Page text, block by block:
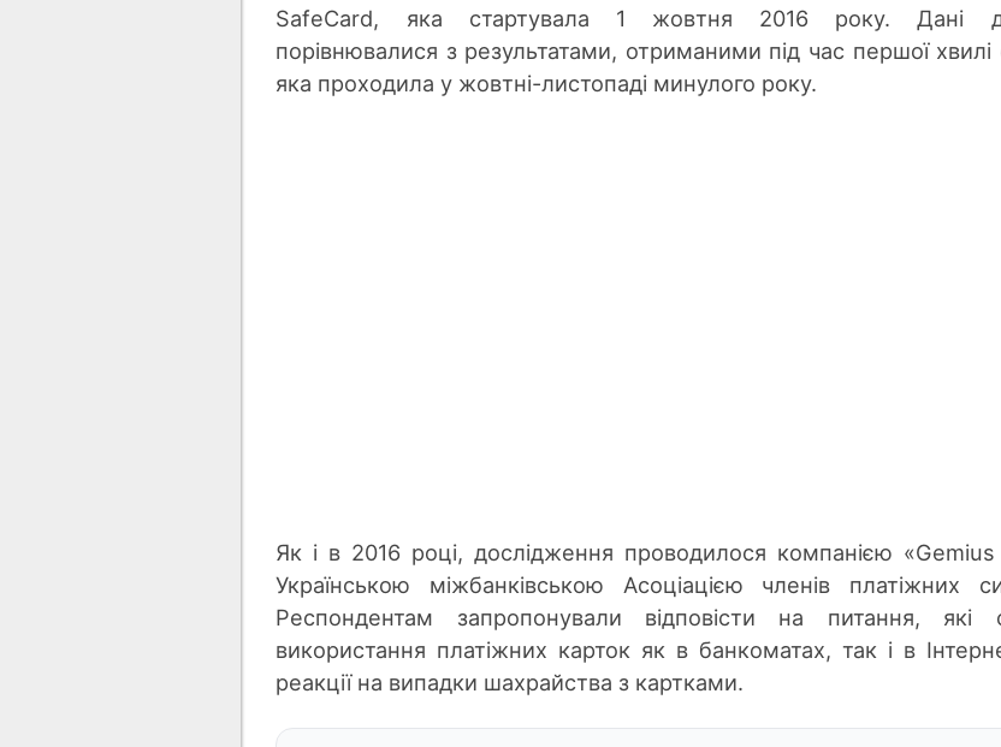
SafeCard, яка стартувала 1 жовтня 2016 року. Дані
порівнювалися з результатами, отриманими під час першої хвилі
яка проходила у жовтні-листопаді минулого року.
Як і в 2016 році, дослідження проводилося компанією «Gemius
Українською міжбанківською Асоціацією членів платіжних
Респондентам запропонували відповісти на питання, які
використання платіжних карток як в банкоматах, так і в
реакції на випадки шахрайства з картками.